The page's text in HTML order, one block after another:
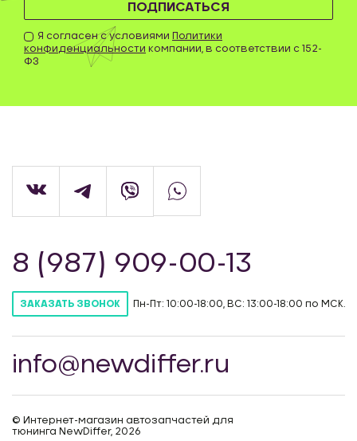
ПОДПИСАТЬСЯ
Я согласен с условиями Политики
конфиденциальности компании, в соответствии с 152-
ФЗ
8 (987) 909-00-13
ЗАКАЗАТЬ ЗВОНОК Пн-Пт: 10:00-18:00, ВС: 13:00-18:00 по МСК.
info@newdiffer.ru
© Интернет-магазин автозапчастей для
тюнинга NewDiffer, 2026